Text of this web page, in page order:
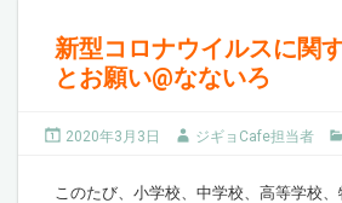
新型コロナウイルスに関
とお願い@なないろ
2020年3月3日 ジギョCafe担当者
このたび、小学校、中学校、高等学校